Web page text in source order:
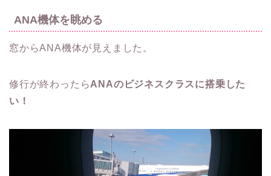
ANA機体を眺める
窓からANA機体が見えました。
修行が終わったらANAのビジネスクラスに搭乗した
い！